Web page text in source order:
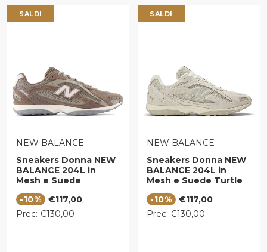
SALDI
VENDITORE:
NEW BALANCE
Sneakers Donna NEW
BALANCE 204L in
Mesh e Suede
-10%
Prezzo di vendita
€117,00
Prezzo regolare
Prec: €130,00
SALDI
VENDITORE:
NEW BALANCE
Sneakers Donna NEW
BALANCE 204L in
Mesh e Suede Turtle
-10%
Prezzo di vendita
€117,00
Prezzo regolare
Prec: €130,00